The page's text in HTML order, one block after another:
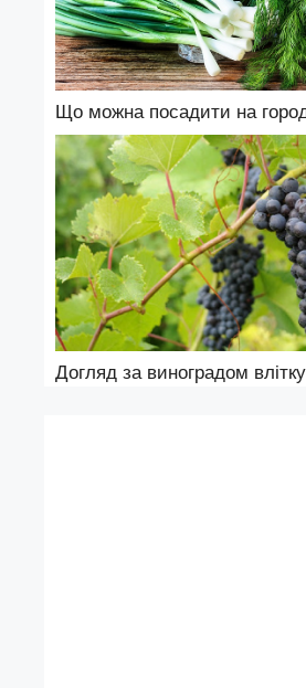
Що можна посадити на
Догляд за виноградом влітку